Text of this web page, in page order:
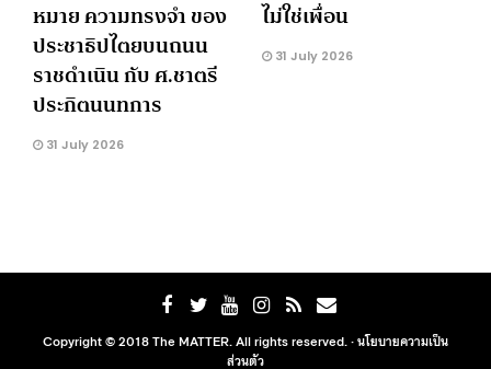
หมาย ความทรงจำ ของ
ประชาธิปไตยบนถนน
ราชดำเนิน กับ ศ.ชาตรี
ประกิตนนทการ
31 July 2026
ไม่ใช่เพื่อน
31 July 2026
Copyright © 2018 The MATTER. All rights reserved. ·นโยบายความเป็น
ส่วนตัว